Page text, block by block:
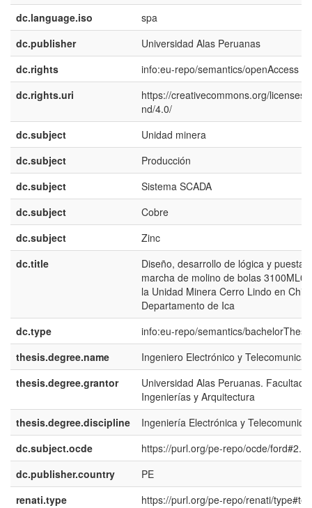
dc.language.iso
spa
dc.publisher
Universidad Alas Peruanas
dc.rights
info:eu-repo/semantics/openAccess
dc.rights.uri
https://creativecommons.org/licenses/
nd/4.0/
dc.subject
Unidad minera
dc.subject
Producción
dc.subject
Sistema SCADA
dc.subject
Cobre
dc.subject
Zinc
dc.title
Diseño, desarrollo de lógica y puesta
marcha de molino de bolas
la Unidad Minera Cerro Lindo en
Departamento de Ica
dc.type
info:eu-repo/semantics/bachelorThesis
thesis.degree.name
Ingeniero Electrónico y
thesis.degree.grantor
Universidad Alas Peruanas. Facultad
Ingenierías y Arquitectura
thesis.degree.discipline
Ingeniería Electrónica y
dc.subject.ocde
https://purl.org/pe-repo/ocde/
dc.publisher.country
PE
renati.type
https://purl.org/pe-repo/renati/